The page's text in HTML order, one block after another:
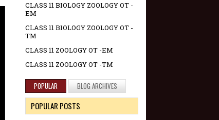
CLASS 11 BIOLOGY ZOOLOGY OT -
EM
CLASS 11 BIOLOGY ZOOLOGY OT -
TM
CLASS 11 ZOOLOGY OT -EM
CLASS 11 ZOOLOGY OT -TM
POPULAR BLOG ARCHIVES
POPULAR POSTS